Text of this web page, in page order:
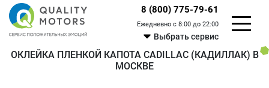
8 (800) 775-79-61
Ежедневно с 8:00 до 22:00
Выбрать сервис
ОКЛЕЙКА ПЛЕНКОЙ КАПОТА CADILLAC (КАДИЛЛАК) В
МОСКВЕ